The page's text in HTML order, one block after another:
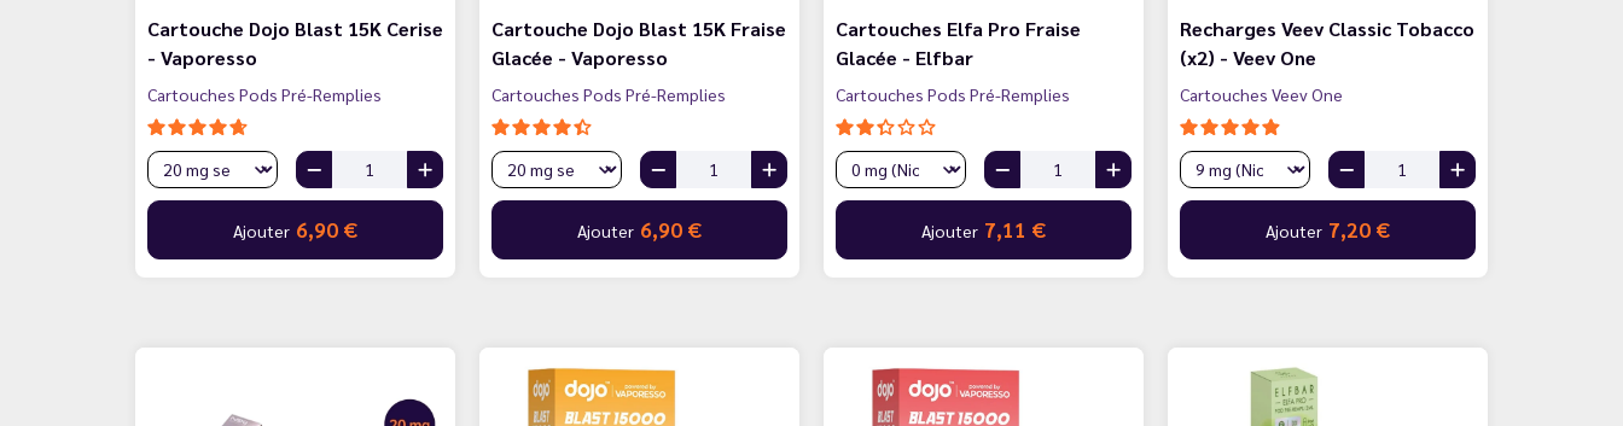
Cartouche Dojo Blast 15K Cerise
- Vaporesso
Cartouches Pods Pré-Remplies
Ajouter 6,90 €
Cartouche Dojo Blast 15K Fraise
Glacée - Vaporesso
Cartouches Pods Pré-Remplies
Ajouter 6,90 €
Cartouches Elfa Pro Fraise
Glacée - Elfbar
Cartouches Pods Pré-Remplies
Ajouter 7,11 €
Recharges Veev Classic Tobacco
(x2) - Veev One
Cartouches Veev One
Ajouter 7,20 €